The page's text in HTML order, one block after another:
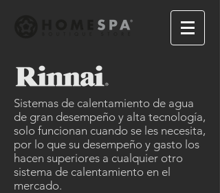
Sistemas de calentamiento de agua
de gran desempeño y alta tecnología,
solo funcionan cuando se les necesita,
por lo que su desempeño y gasto los
hacen superiores a cualquier otro
sistema de calentamiento en el
mercado.